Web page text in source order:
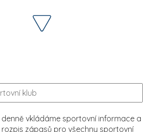
denně vkládáme sportovní informace a
zápasů pro všechny sportovní